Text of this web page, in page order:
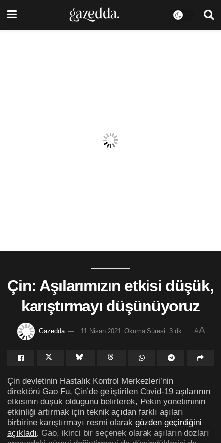
Çin: Aşılarımızın etkisi düşük,
karıştırmayı düşünüyoruz
Gazedda 11 Nisan 2021 Okuma Süresi: 3 dk AA
Çin devletinin Hastalık Kontrol Merkezleri’nin
direktörü Gao Fu, Çin’de geliştirilen Covid-19 aşılarının
etkisinin düşük olduğunu belirterek, Pekin yönetiminin
etkinliği artırmak için teknik açıdan farklı aşıları
birbirine karıştırmayı resmi olarak gözden geçirdiğini
açıkladı. Gao, ikinci bir seçenek olarak aşıların dozları